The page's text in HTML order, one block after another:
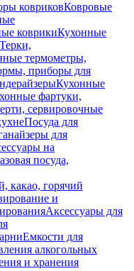
ковриковКовровые
коврикиКухонные
Терки,
термометры,
приборы для
Кухонные
фартуки,
сервировочные
Посуда для
для
на
посуда,
какао, горячий
и
Аксессуары для
Емкости для
алкогольных
и хранения